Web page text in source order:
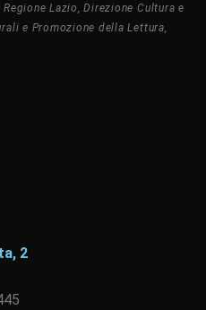
Lazio, Direzione Cultura e
e Promozione della Lettura,
2